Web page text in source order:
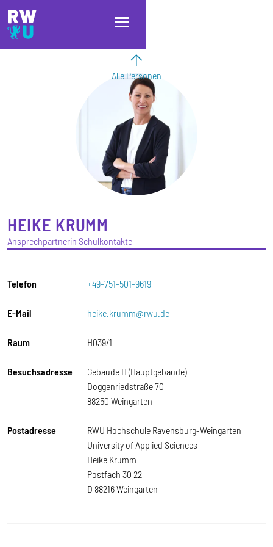
Direkt zum Inhalt
Direkt zur Hauptnavigation
Direkt zum Fußbereich
Alle Personen
HEIKE KRUMM
Ansprechpartnerin Schulkontakte
Telefon +49-751-501-9619
E-Mail heike.krumm@rwu.de
Raum H039/1
Besuchsadresse
Gebäude H (Hauptgebäude)
Doggenriedstraße 70
88250 Weingarten
Postadresse
RWU Hochschule Ravensburg-Weingarten
University of Applied Sciences
Heike Krumm
Postfach 30 22
D 88216 Weingarten